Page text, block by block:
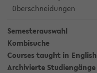
überschneidungen
Semesterauswahl
Kombisuche
Courses taught in English
Archivierte Studiengänge